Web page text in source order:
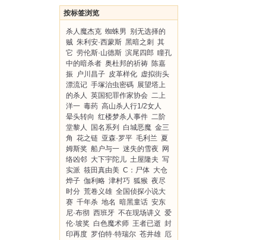
按标签浏览
杀人魔杰克 蜘蛛男 别无选择的
贼 朱利安·西蒙斯 黑暗之刺 其
它 劳伦斯·山德斯 滨尾四郎 瞳孔
中的暗杀者 奥杜邦的祈祷 陈嘉
振
户川昌子 皮革样化 虚拟街头
漂流记 手塚治虫密碼 展望塔上
的杀人 英国犯罪作家协会 二上
洋一 毒药 高山杀人行1/2女人
晕头转向 红楼梦杀人事件 二阶
堂黎人
国名系列 白城恶魔 金三
角 花之链 亚森·罗平 毛利兰 夏
姆斯奖 船户与一 迷失的雪夜
网
络凶邻 大下宇陀儿 土屋隆夫 写
实派 筱田真由美 C：尸体 大仓
烨子 伽利略 津村巧 狐猴 夜尽
时分 荒卷义雄 全国侦探小说大
赛 千年杀 地名 暗黑童话 安东
尼·布彻 西班牙 不在现场讲义 爱
伦·坡奖 白色魔术师 王者已逝 封
印再度 罗伯特·特瑞尔 苍井雄 厄